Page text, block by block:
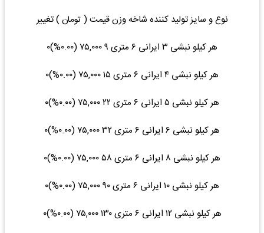
نوع و سایز تولید کننده شاخه وزن قیمت ( تومان ) تغییر
هر کیلو نبشی ۳ ایرانی ۶ متری ۹ ۷۵,۰۰۰ (۰.۰۰%)۰
هر کیلو نبشی ۴ ایرانی ۶ متری ۱۵ ۷۵,۰۰۰ (۰.۰۰%)۰
هر کیلو نبشی ۵ ایرانی ۶ متری ۲۲ ۷۵,۰۰۰ (۰.۰۰%)۰
هر کیلو نبشی ۶ ایرانی ۶ متری ۳۲ ۷۵,۰۰۰ (۰.۰۰%)۰
هر کیلو نبشی ۸ ایرانی ۶ متری ۵۸ ۷۵,۰۰۰ (۰.۰۰%)۰
هر کیلو نبشی ۱۰ ایرانی ۶ متری ۹۰ ۷۵,۰۰۰ (۰.۰۰%)۰
هر کیلو نبشی ۱۲ ایرانی ۶ متری ۱۳۰ ۷۵,۰۰۰ (۰.۰۰%)۰